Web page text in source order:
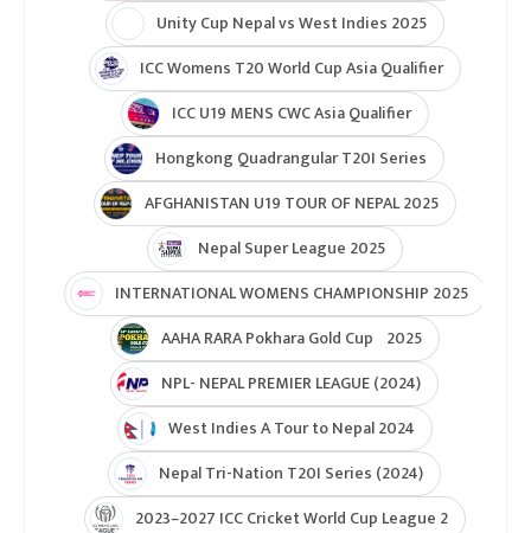
Unity Cup Nepal vs West Indies 2025
ICC Womens T20 World Cup Asia Qualifier
ICC U19 MENS CWC Asia Qualifier
Hongkong Quadrangular T20I Series
AFGHANISTAN U19 TOUR OF NEPAL 2025
Nepal Super League 2025
INTERNATIONAL WOMENS CHAMPIONSHIP 2025
AAHA RARA Pokhara Gold Cup 2025
NPL- NEPAL PREMIER LEAGUE (2024)
West Indies A Tour to Nepal 2024
Nepal Tri-Nation T20I Series (2024)
2023–2027 ICC Cricket World Cup League 2